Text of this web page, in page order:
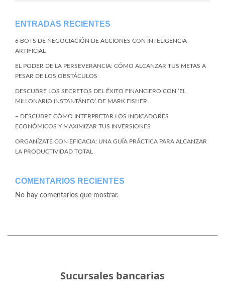
ENTRADAS RECIENTES
6 BOTS DE NEGOCIACIÓN DE ACCIONES CON INTELIGENCIA
ARTIFICIAL
EL PODER DE LA PERSEVERANCIA: CÓMO ALCANZAR TUS METAS A
PESAR DE LOS OBSTÁCULOS
DESCUBRE LOS SECRETOS DEL ÉXITO FINANCIERO CON ‘EL
MILLONARIO INSTANTÁNEO’ DE MARK FISHER
– DESCUBRE CÓMO INTERPRETAR LOS INDICADORES
ECONÓMICOS Y MAXIMIZAR TUS INVERSIONES
ORGANÍZATE CON EFICACIA: UNA GUÍA PRÁCTICA PARA ALCANZAR
LA PRODUCTIVIDAD TOTAL
COMENTARIOS RECIENTES
No hay comentarios que mostrar.
Sucursales bancarias